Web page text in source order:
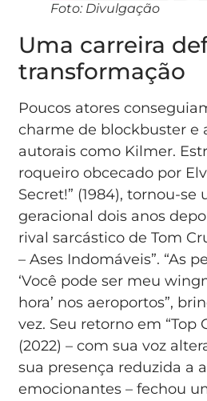
Foto: Divulgação
Uma carreira
transformação
Poucos atores
charme de blockbuster e
autorais como Kilmer.
roqueiro obcecado por
Secret!” (1984), tornou-se
geracional dois anos
rival sarcástico de Tom
– Ases Indomáveis”. “As
‘Você pode ser meu
hora’ nos aeroportos”,
vez. Seu retorno em “Top
(2022) – com sua voz
sua presença reduzida a
emocionantes – fechou